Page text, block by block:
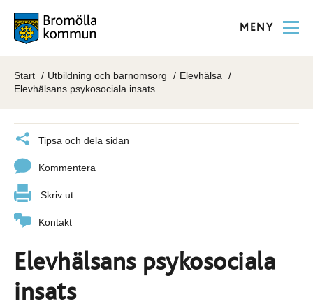
MENY
Start Utbildning och barnomsorg
Elevhälsa
Elevhälsans psykosociala insats
Tipsa och dela sidan
Kommentera
Skriv ut
Kontakt
Elevhälsans psykosociala
insats